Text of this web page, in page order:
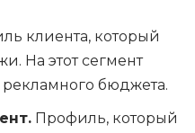
клиента, который
На этот сегмент
рекламного бюджета.
Профиль, который